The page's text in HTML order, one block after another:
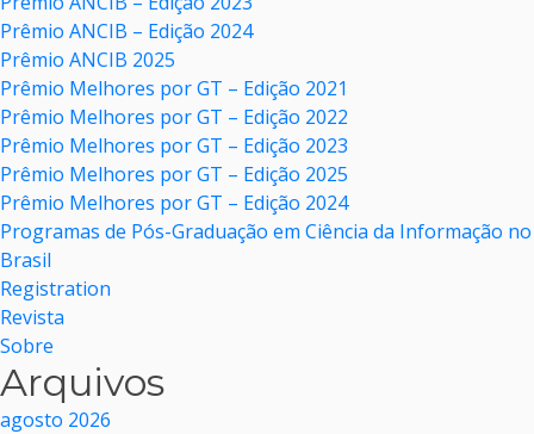
Prêmio ANCIB – Edição 2024
Prêmio ANCIB 2025
Prêmio Melhores por GT – Edição 2021
Prêmio Melhores por GT – Edição 2022
Prêmio Melhores por GT – Edição 2023
Prêmio Melhores por GT – Edição 2025
Prêmio Melhores por GT – Edição 2024
Programas de Pós-Graduação em Ciência da Informação no
Brasil
Registration
Revista
Sobre
Arquivos
agosto 2026